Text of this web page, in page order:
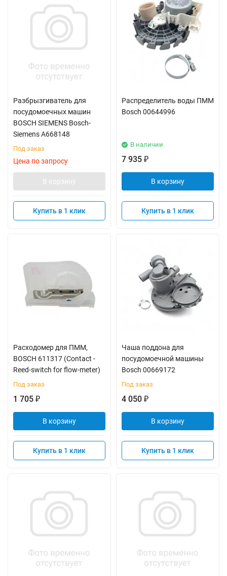
Разбрызгиватель для
посудомоечных машин
BOSCH SIEMENS Bosch-
Siemens A668148
Под заказ
Цена по запросу
В корзину
Купить в 1 клик
Распределитель воды ПММ
Bosch 00644996
В наличии
7 935 ₽
В корзину
Купить в 1 клик
Расходомер для ПММ,
BOSCH 611317 (Contact -
Reed-switch for flow-meter)
Под заказ
1 705 ₽
В корзину
Купить в 1 клик
Чаша поддона для
посудомоечной машины
Bosch 00669172
Под заказ
4 050 ₽
В корзину
Купить в 1 клик